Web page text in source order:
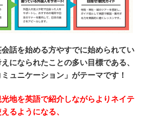
話を始める方やすでに始められてい
になられたことの多い目標である、
ミュニケーション」がテーマです！
光地を英語で紹介しながらよりネイテ
るようになる、